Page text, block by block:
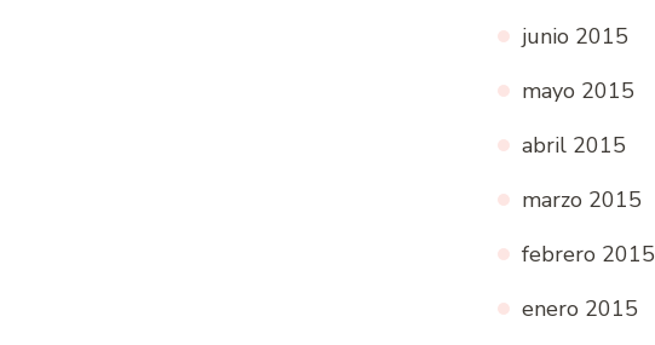
junio 2015
mayo 2015
abril 2015
marzo 2015
febrero 2015
enero 2015